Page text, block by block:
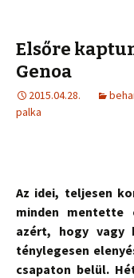
Elsőre
Genoa
2015.04.28.
palka
Az idei, teljesen
minden
azért, hogy vagy
ténylegesen
csapaton belül.